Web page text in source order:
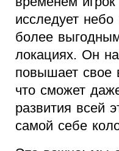
исследует небо
более
локациях. Он
повышает свое
что сможет
развития всей
самой себе